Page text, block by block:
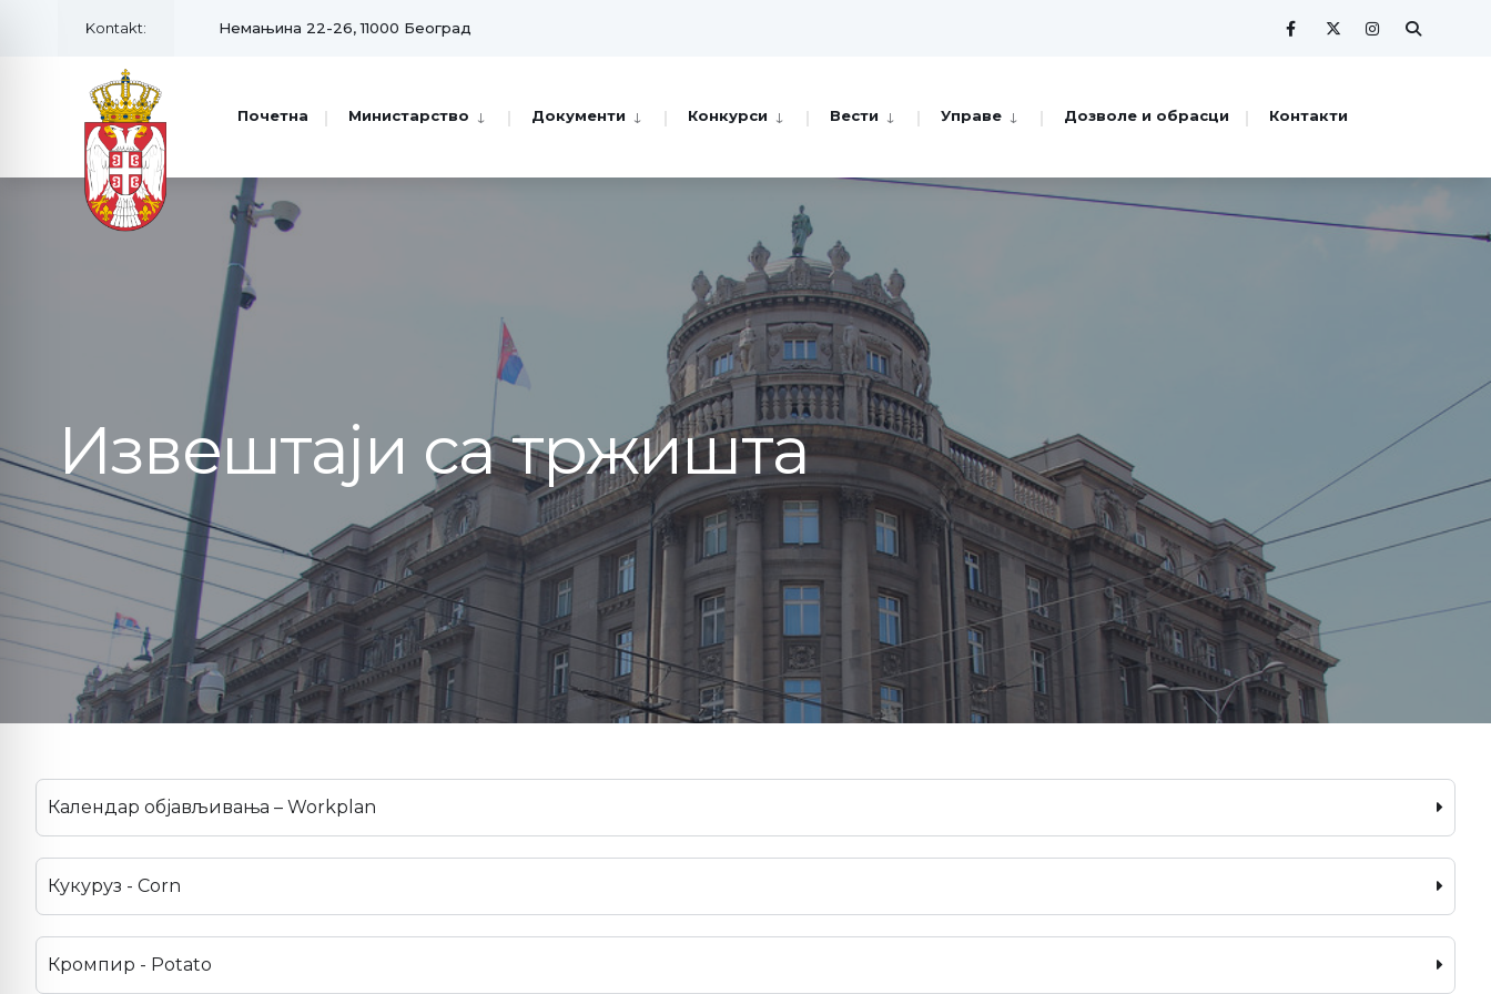
Kontakt: Немањина 22-26, 11000 Београд
Почетна Министарство Документи Конкурси Вести Управе Дозволе и обрасци Контакти
Извештаји са тржишта
Календар објављивања – Workplan
Кукуруз - Corn
Кромпир - Potato